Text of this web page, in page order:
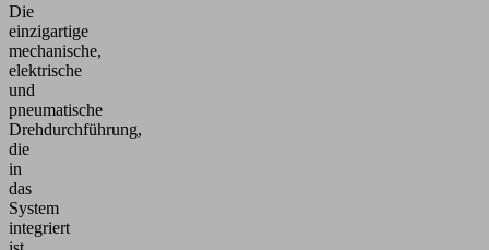
Die
einzigartige
mechanische,
elektrische
und
pneumatische
Drehdurchführung,
die
in
das
System
integriert